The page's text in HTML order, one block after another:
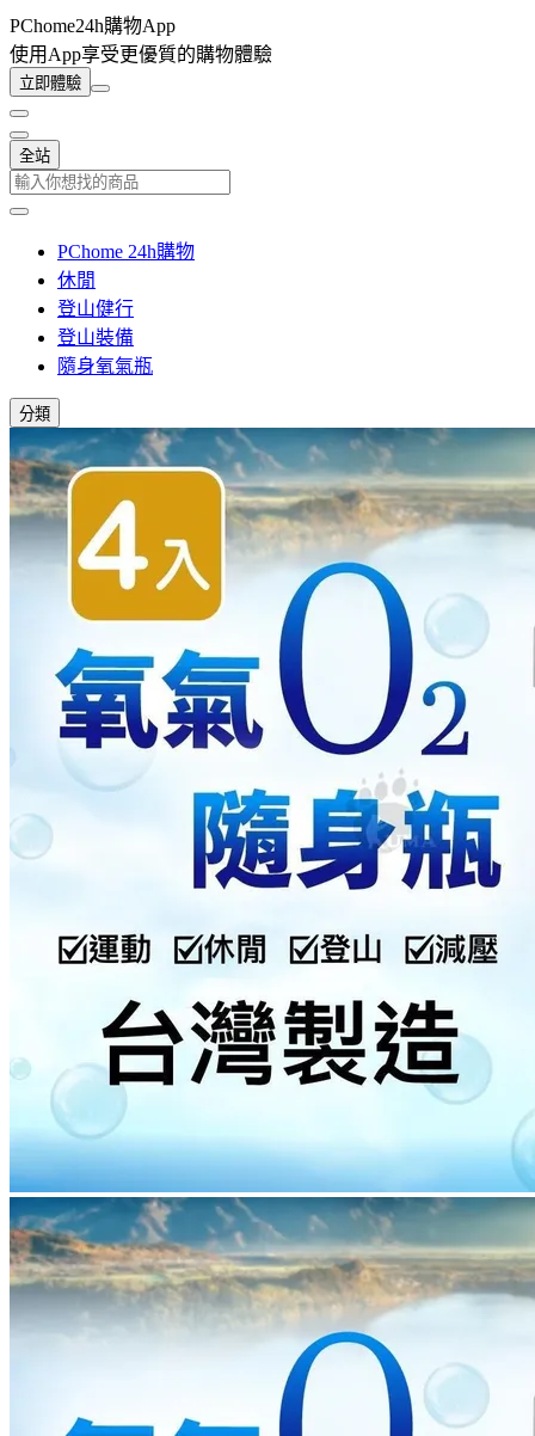
PChome24h購物App
使用App享受更優質的購物體驗
立即體驗
全站
PChome 24h購物
休閒
登山健行
登山裝備
隨身氧氣瓶
分類